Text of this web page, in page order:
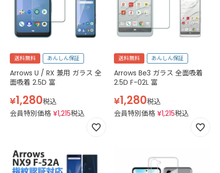
送料無料 あんしん保証
Arrows U / RX 兼用 ガラス 全
面吸着 2.5D 富
¥1,280税込
会員特別価格 ¥1,215税込
送料無料 あんしん保証
Arrows Be3 ガラス 全面吸着
2.5D F-02L 富
¥1,280税込
会員特別価格 ¥1,215税込